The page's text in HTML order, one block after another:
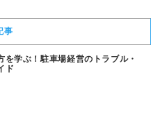
事
を学ぶ！駐車場経営のトラブル・
ド